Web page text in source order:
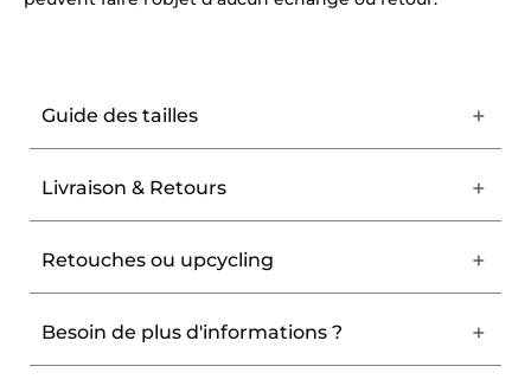
Guide des tailles
Livraison & Retours
Retouches ou upcycling
Besoin de plus d'informations ?